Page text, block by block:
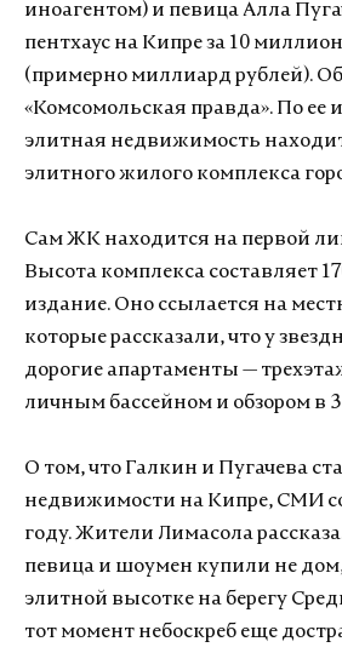
иноагентом) и певица Алла
пентхаус на Кипре за 10
(примерно миллиард рублей).
«Комсомольская правда». По
элитная недвижимость
элитного жилого комплекса
Сам ЖК находится на первой
Высота комплекса составляет
издание. Оно ссылается на
которые рассказали, что у
дорогие апартаменты —
личным бассейном и обзором в
О том, что Галкин и Пугачева
недвижимости на Кипре, СМИ
году. Жители Лимасола
певица и шоумен купили не
элитной высотке на берегу
тот момент небоскреб еще